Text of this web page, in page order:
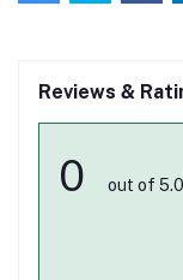
Reviews &
0 out of 5.0